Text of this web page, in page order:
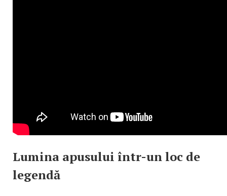
Lumina apusului într-un loc de
legendă